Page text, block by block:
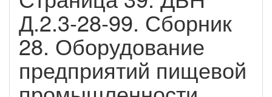
Д.2.3-28-99. Сборник
28. Оборудование
предприятий пищевой